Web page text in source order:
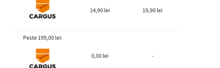
14,90 lei 19,90 lei
Peste 199,00 lei:
0,00 lei -